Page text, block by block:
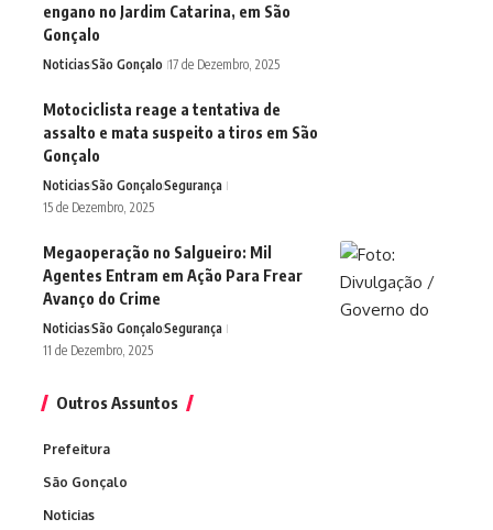
engano no Jardim Catarina, em São
Gonçalo
NoticiasSão Gonçalo 17 de Dezembro, 2025
Motociclista reage a tentativa de
assalto e mata suspeito a tiros em São
Gonçalo
NoticiasSão GonçaloSegurança
15 de Dezembro, 2025
Megaoperação no Salgueiro: Mil
Agentes Entram em Ação Para Frear
Avanço do Crime
NoticiasSão GonçaloSegurança
11 de Dezembro, 2025
Outros Assuntos
Prefeitura
São Gonçalo
Noticias